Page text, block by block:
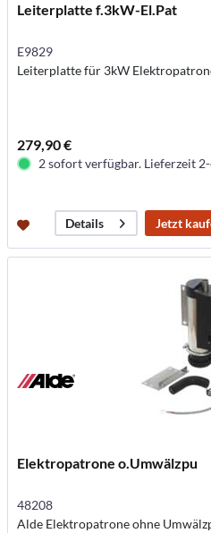
Leiterplatte f.3kW-El.Pat
E9829
Leiterplatte für 3kW
279,90 €
2 sofort verfügbar. Lieferzeit 2-
Details Jetzt
Elektropatrone o.Umwälzpu
48208
Alde Elektropatrone ohne